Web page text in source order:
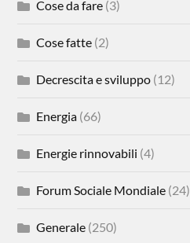
Cose da fare (3)
Cose fatte (2)
Decrescita e sviluppo (12)
Energia (66)
Energie rinnovabili (4)
Forum Sociale Mondiale (24)
Generale (250)